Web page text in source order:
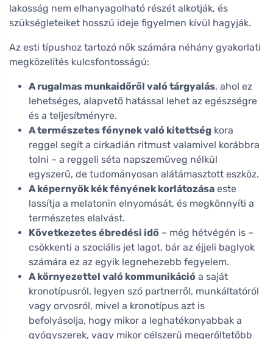
lakosság nem elhanyagolható részét alkotják, és
szükségleteiket hosszú ideje figyelmen kívül hagyják.
Az esti típushoz tartozó nők számára néhány gyakorlati
megközelítés kulcsfontosságú:
A rugalmas munkaidőről való tárgyalás, ahol ez
lehetséges, alapvető hatással lehet az egészségre
és a teljesítményre.
A természetes fénynek való kitettség kora
reggel segít a cirkadián ritmust valamivel korábbra
tolni – a reggeli séta napszemüveg nélkül
egyszerű, de tudományosan alátámasztott eszköz.
A képernyők kék fényének korlátozása este
lassítja a melatonin elnyomását, és megkönnyíti a
természetes elalvást.
Következetes ébredési idő – még hétvégén is –
csökkenti a szociális jet lagot, bár az éjjeli baglyok
számára ez az egyik legnehezebb fegyelem.
A környezettel való kommunikáció a saját
kronotípusról, legyen szó partnerről, munkáltatóról
vagy orvosról, mivel a kronotípus azt is
befolyásolja, hogy mikor a leghatékonyabbak a
gyógyszerek, vagy mikor célszerű megerőltetőbb